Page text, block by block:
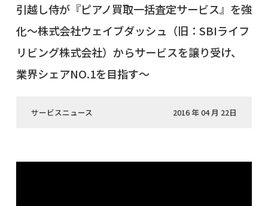
引越し侍が『ピアノ買取一括査定サービス』を強
化～株式会社ウェイブダッシュ（旧：SBIライフ
リビング株式会社）からサービスを譲り受け、
業界シェアNO.1を目指す～
サービスニュース 2016 年 04 月 22日